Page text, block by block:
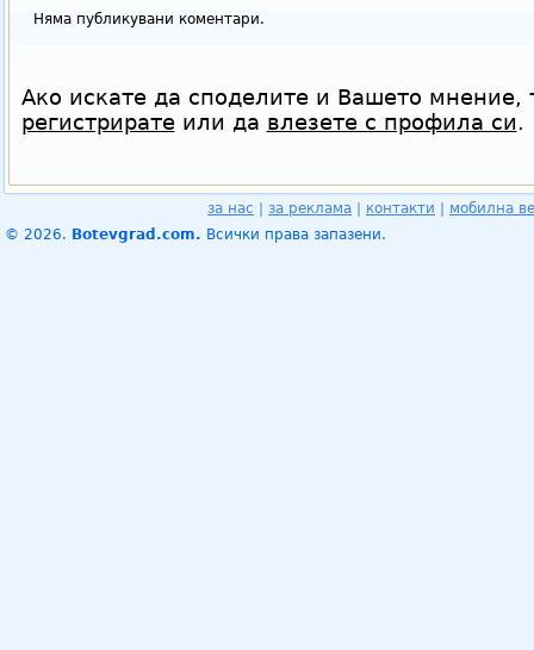
Няма публикувани коментари.
Ако искате да споделите и Вашето мнение,
регистриратеили да влезете с профила си.
за нас за реклама контакти
мобилна
© 2026. Botevgrad.com. Всички права запазени.